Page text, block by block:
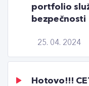
25. 04. 2024
portfolio
bezpečnosti
Hotovo!!!